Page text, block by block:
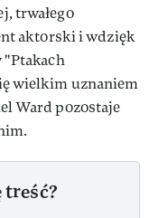
trwałego
aktorski i wdzięk
"Ptakach
wielkim uznaniem
Ward pozostaje
treść?